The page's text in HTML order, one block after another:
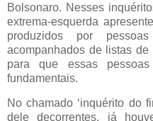
Bolsonaro. Nesses
extrema-esquerda
produzidos por
acompanhados de listas
para que essas
fundamentais.
No chamado ‘inquérito do
dele decorrentes, já